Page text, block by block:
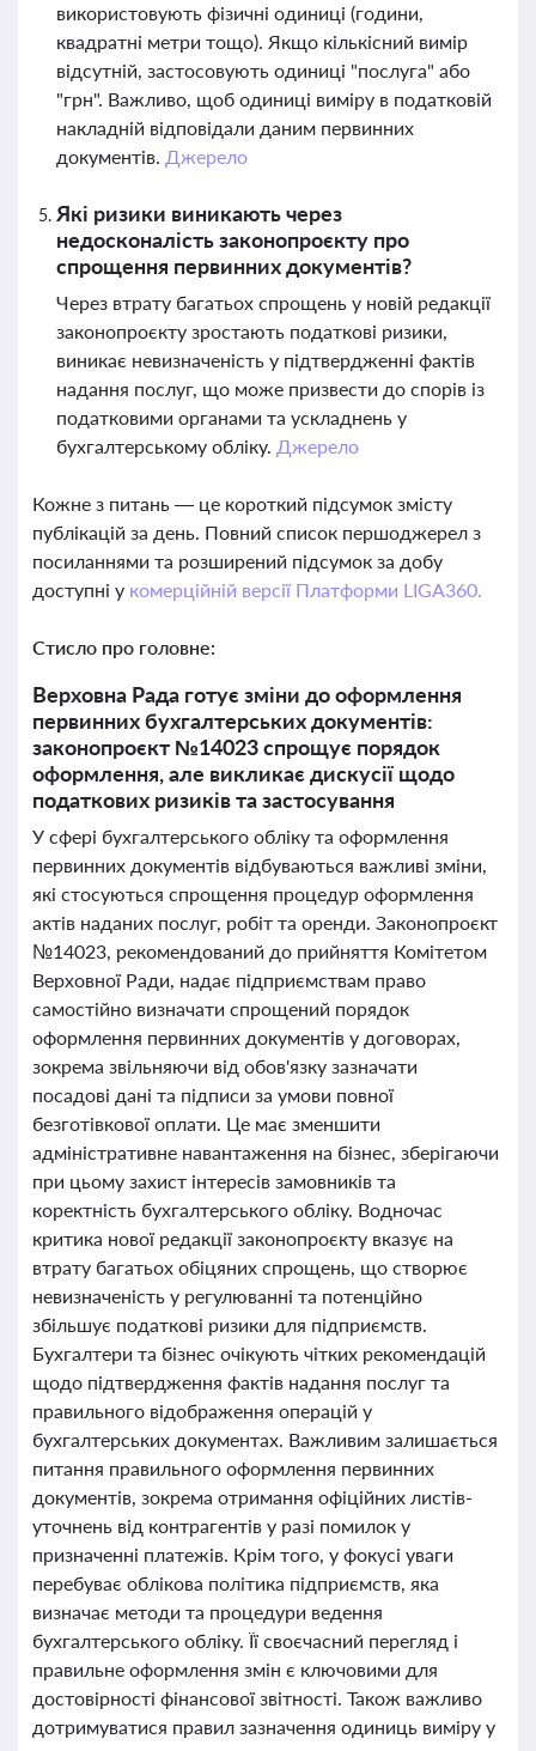
використовують фізичні одиниці (години,
квадратні метри тощо). Якщо кількісний вимір
відсутній, застосовують одиниці "послуга" або
"грн". Важливо, щоб одиниці виміру в податковій
накладній відповідали даним первинних
документів. Джерело
Які ризики виникають через
недосконалість законопроєкту про
спрощення первинних документів?
Через втрату багатьох спрощень у новій редакції
законопроєкту зростають податкові ризики,
виникає невизначеність у підтвердженні фактів
надання послуг, що може призвести до спорів із
податковими органами та ускладнень у
бухгалтерському обліку. Джерело
Кожне з питань — це короткий підсумок змісту
публікацій за день. Повний список першоджерел з
посиланнями та розширений підсумок за добу
доступні у комерційній версії Платформи LIGA360.
Стисло про головне:
Верховна Рада готує зміни до оформлення
первинних бухгалтерських документів:
законопроєкт №14023 спрощує порядок
оформлення, але викликає дискусії щодо
податкових ризиків та застосування
У сфері бухгалтерського обліку та оформлення
первинних документів відбуваються важливі зміни,
які стосуються спрощення процедур оформлення
актів наданих послуг, робіт та оренди. Законопроєкт
№14023, рекомендований до прийняття Комітетом
Верховної Ради, надає підприємствам право
самостійно визначати спрощений порядок
оформлення первинних документів у договорах,
зокрема звільняючи від обов'язку зазначати
посадові дані та підписи за умови повної
безготівкової оплати. Це має зменшити
адміністративне навантаження на бізнес, зберігаючи
при цьому захист інтересів замовників та
коректність бухгалтерського обліку. Водночас
критика нової редакції законопроєкту вказує на
втрату багатьох обіцяних спрощень, що створює
невизначеність у регулюванні та потенційно
збільшує податкові ризики для підприємств.
Бухгалтери та бізнес очікують чітких рекомендацій
щодо підтвердження фактів надання послуг та
правильного відображення операцій у
бухгалтерських документах. Важливим залишається
питання правильного оформлення первинних
документів, зокрема отримання офіційних листів-
уточнень від контрагентів у разі помилок у
призначенні платежів. Крім того, у фокусі уваги
перебуває облікова політика підприємств, яка
визначає методи та процедури ведення
бухгалтерського обліку. Її своєчасний перегляд і
правильне оформлення змін є ключовими для
достовірності фінансової звітності. Також важливо
дотримуватися правил зазначення одиниць виміру у